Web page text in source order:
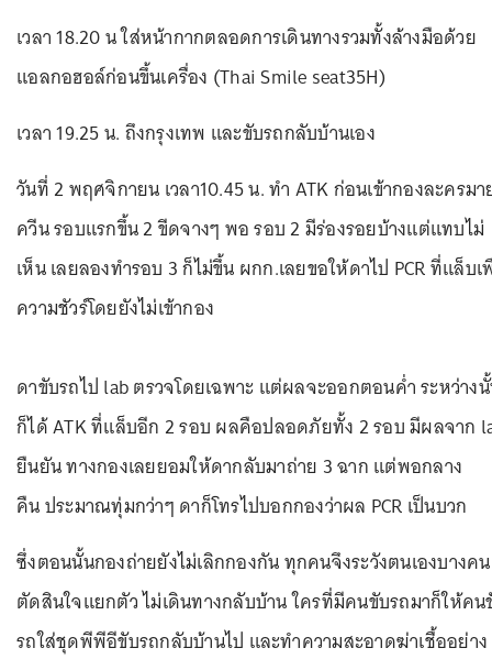
เวลา 18.20 น ใส่หน้ากากตลอดการเดินทางรวมทั้งล้างมือด้วย
แอลกอฮอล์ก่อนขึ้นเครื่อง (Thai Smile seat35H)
เวลา 19.25 น. ถึงกรุงเทพ และขับรถกลับบ้านเอง
วันที่ 2 พฤศจิกายน เวลา10.45 น. ทำ ATK ก่อนเข้ากองละครม
ควีน รอบแรกขึ้น 2 ขีดจางๆ พอ รอบ 2 มีร่องรอยบ้างแต่แทบไม่
เห็น เลยลองทำรอบ 3 ก็ไม่ขึ้น ผกก.เลยขอให้ดาไป PCR ที่แล็บ
ความชัวร์โดยยังไม่เข้ากอง
ดาขับรถไป lab ตรวจโดยเฉพาะ แต่ผลจะออกตอนค่ำ ระหว่าง
ก็ได้ ATK ที่แล็บอีก 2 รอบ ผลคือปลอดภัยทั้ง 2 รอบ มีผลจาก
ยืนยัน ทางกองเลยยอมให้ดากลับมาถ่าย 3 ฉาก แต่พอกลาง
คืน ประมาณทุ่มกว่าๆ ดาก็โทรไปบอกกองว่าผล PCR เป็นบวก
ซึ่งตอนนั้นกองถ่ายยังไม่เลิกกองกัน ทุกคนจึงระวังตนเองบางคน
ตัดสินใจแยกตัว ไม่เดินทางกลับบ้าน ใครที่มีคนขับรถมาก็ให้คน
รถใส่ชุดพีพีอีขับรถกลับบ้านไป และทำความสะอาดฆ่าเชื้ออย่าง